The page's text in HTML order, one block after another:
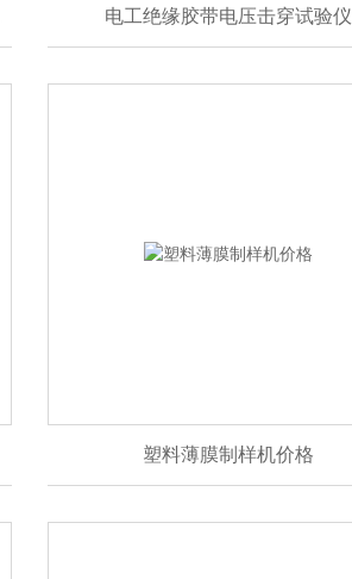
电工绝缘胶带电压击穿试验仪
塑料薄膜制样机价格